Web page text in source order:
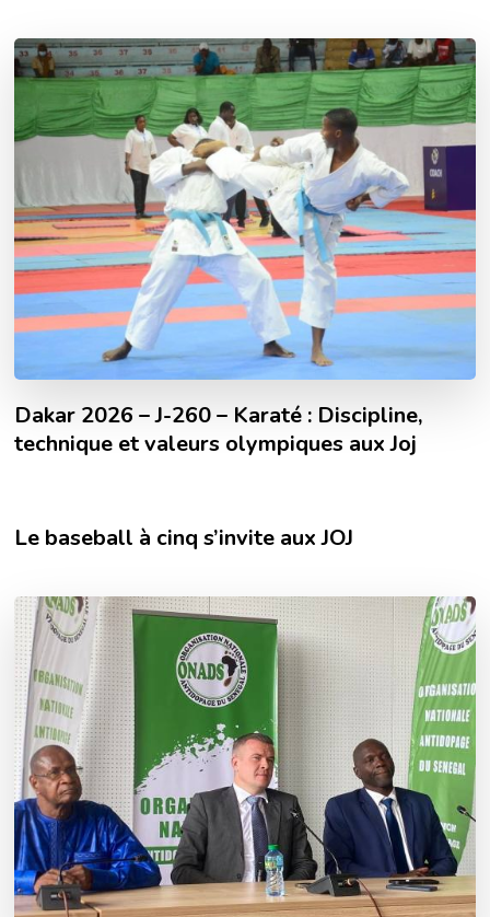
Dakar 2026 – J-260 – Karaté : Discipline,
technique et valeurs olympiques aux Joj
Le baseball à cinq s’invite aux JOJ